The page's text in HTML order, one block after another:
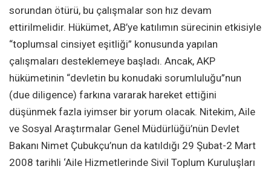
sorundan ötürü, bu çalışmalar son hız devam
ettirilmelidir. Hükümet, AB’ye katılımın sürecinin etkisiyle
“toplumsal cinsiyet eşitliği” konusunda yapılan
çalışmaları desteklemeye başladı. Ancak, AKP
hükümetinin “devletin bu konudaki sorumluluğu”nun
(due diligence) farkına vararak hareket ettiğini
düşünmek fazla iyimser bir yorum olacak. Nitekim, Aile
ve Sosyal Araştırmalar Genel Müdürlüğü’nün Devlet
Bakanı Nimet Çubukçu’nun da katıldığı 29 Şubat-2 Mart
2008 tarihli ‘Aile Hizmetlerinde Sivil Toplum Kuruluşları